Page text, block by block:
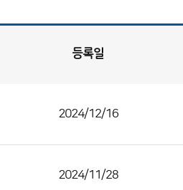
등록일
2024/12/16
2024/11/28